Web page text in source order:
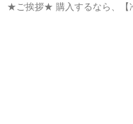
★ご挨拶★ 購入するなら、【冷蔵庫洗濯機セット専門店】で、間違い